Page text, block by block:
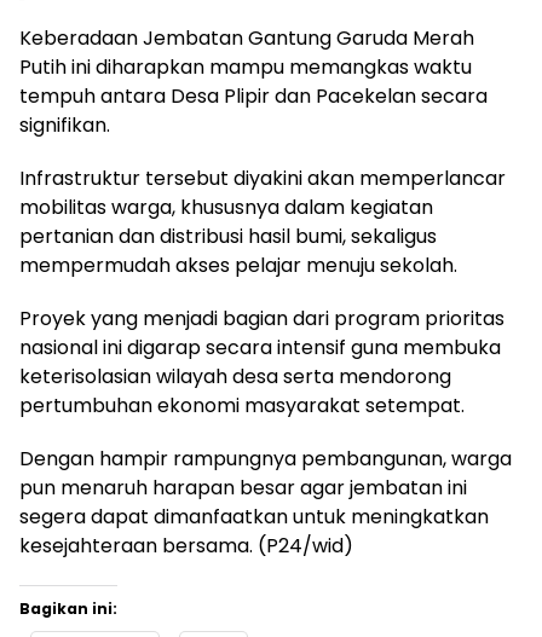
Keberadaan Jembatan Gantung Garuda Merah
Putih ini diharapkan mampu memangkas waktu
tempuh antara Desa Plipir dan Pacekelan secara
signifikan.
Infrastruktur tersebut diyakini akan memperlancar
mobilitas warga, khususnya dalam kegiatan
pertanian dan distribusi hasil bumi, sekaligus
mempermudah akses pelajar menuju sekolah.
Proyek yang menjadi bagian dari program prioritas
nasional ini digarap secara intensif guna membuka
keterisolasian wilayah desa serta mendorong
pertumbuhan ekonomi masyarakat setempat.
Dengan hampir rampungnya pembangunan, warga
pun menaruh harapan besar agar jembatan ini
segera dapat dimanfaatkan untuk meningkatkan
kesejahteraan bersama. (P24/wid)
Bagikan ini: